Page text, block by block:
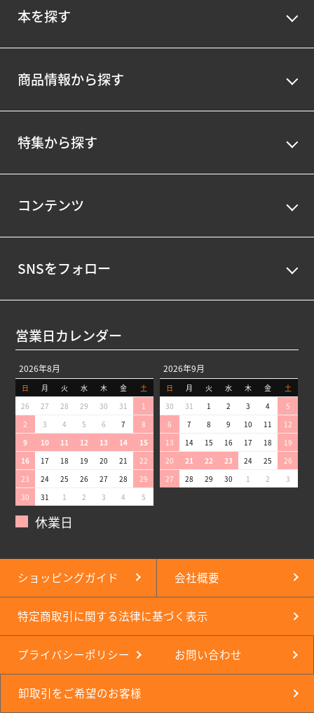
本を探す
商品情報から探す
特集から探す
コンテンツ
SNSをフォロー
営業日カレンダー
2026年8月
日 月 火 水 木 金
土
26
27 28 29 30 31
1
2
3 4 5 6 7
8
9
10 11 12 13 14
15
16
17 18 19 20 21
22
23
24 25 26 27 28
29
30
31 1 2 3 4 5
2026年9月
日 月 火 水 木 金
土
30
31 1 2 3 4
5
6
7 8 9 10 11
12
13
14 15 16 17 18
19
20
21 22 23 24 25
26
27
28 29 30 1 2 3
休業日
ショッピングガイド 会社概要
特定商取引に関する法律に基づく表示
プライバシーポリシー お問い合わせ
卸取引をご希望のお客様